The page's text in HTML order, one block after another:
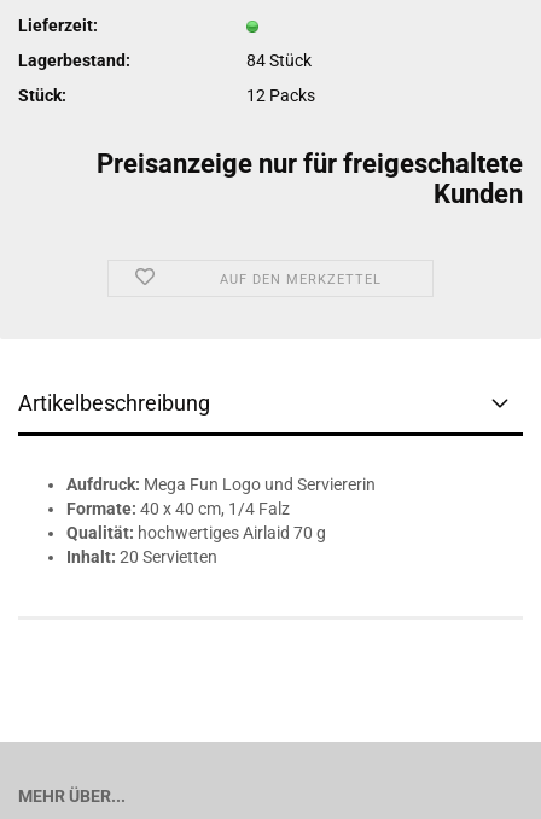
Lieferzeit:
Lagerbestand:
84Stück
Stück:
12 Packs
Preisanzeige nur für freigeschaltete
Kunden
AUF DEN MERKZETTEL
Artikelbeschreibung
Aufdruck: Mega Fun Logo und Serviererin
Formate: 40 x 40 cm, 1/4 Falz
Qualität: hochwertiges Airlaid 70 g
Inhalt: 20 Servietten
MEHR ÜBER...